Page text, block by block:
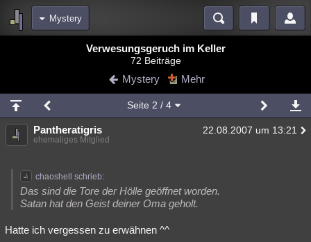
Mystery
Blogs
Chat Wiki Neuigkeiten
meine Rubriken
Menschen Wissenschaft Mystery Kriminalfälle
Natur Umfragen Unterhaltung
weitere Rubriken
Philosophie Träume Orte Esoterik
Verwesungsgeruch im Keller
72 Beiträge
Mystery Mehr
Seite 2 / 4
Pantheratigris 22.08.2007 um 13:21
ehemaliges Mitglied
chaoshell schrieb:
Das sind die Tore der Hölle geöffnet worden.
Satan hat den Geist deiner Oma geholt.
Hatte ich vergessen zu erwähnen ^^